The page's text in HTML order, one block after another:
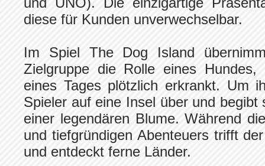
diese für Kunden unverwechselbar.
Im Spiel The Dog Island
Zielgruppe die Rolle eines Hundes,
eines Tages plötzlich erkrankt. Um
Spieler auf eine Insel über und
einer legendären Blume. Während
und tiefgründigen Abenteuers trifft
und entdeckt ferne Länder.